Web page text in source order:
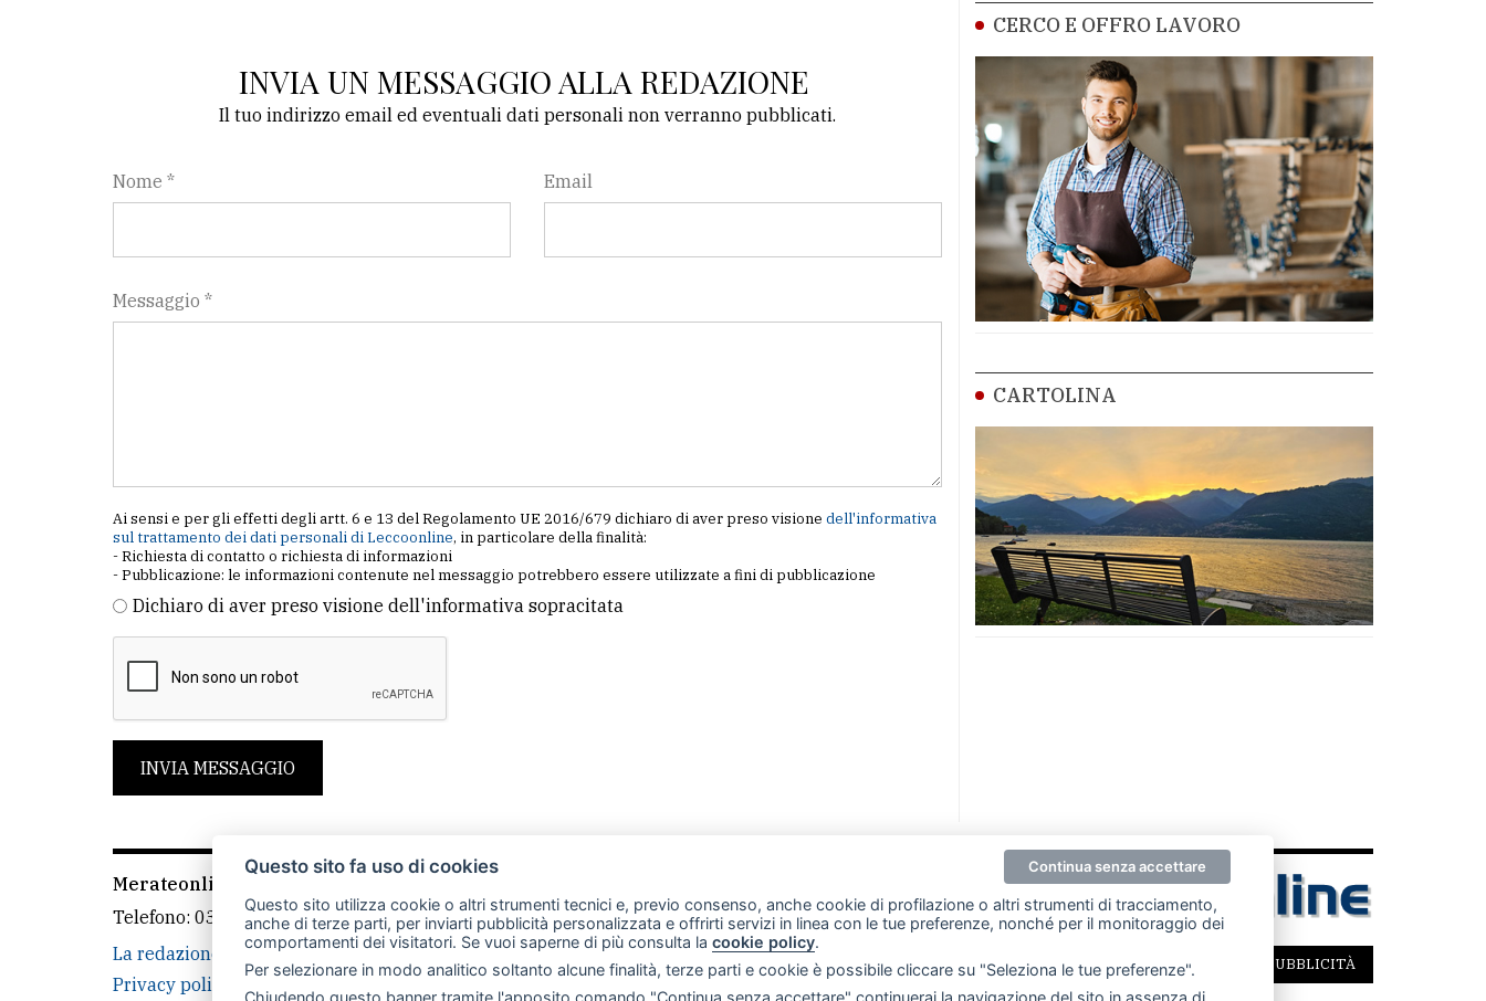
INVIA UN MESSAGGIO ALLA REDAZIONE
Il tuo indirizzo email ed eventuali dati personali non verranno pubblicati.
Nome * Email
Messaggio *
Ai sensi e per gli effetti degli artt. 6 e 13 del Regolamento UE 2016/679 dichiaro di aver preso visione dell'informativa
sul trattamento dei dati personali di Leccoonline, in particolare della finalità:
- Richiesta di contatto o richiesta di informazioni
- Pubblicazione: le informazioni contenute nel messaggio potrebbero essere utilizzate a fini di pubblicazione
Dichiaro di aver preso visione dell'informativa sopracitata
INVIA MESSAGGIO
CERCO E OFFRO LAVORO
CARTOLINA
Merateonline S.r.l.
Telefono: 039 9902881- Whatsapp: 351 3481257 - E-mail: redazione@leccoonline.com
La redazione
MerateOnline CasateOnline RSS Made byVIP
Privacy policy
Cookie policy Rivedi le tue scelte sui cookie
SCRIVICI PER LA TUA PUBBLICITÀ
Questo sito fa uso di cookies
Questo sito utilizza cookie o altri strumenti tecnici e, previo consenso, anche cookie di profilazione o altri strumenti di tracciamento,
anche di terze parti, per inviarti pubblicità personalizzata e offrirti servizi in linea con le tue preferenze, nonché per il monitoraggio dei
comportamenti dei visitatori. Se vuoi saperne di più consulta la cookie policy.
Per selezionare in modo analitico soltanto alcune finalità, terze parti e cookie è possibile cliccare su "Seleziona le tue preferenze".
Chiudendo questo banner tramite l'apposito comando "Continua senza accettare" continuerai la navigazione del sito in assenza di
Continua senza accettare